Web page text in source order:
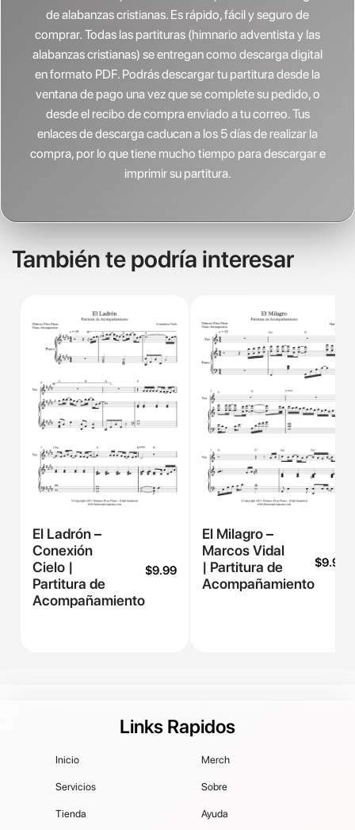
de alabanzas cristianas. Es rápido, fácil y seguro de
comprar. Todas las partituras (himnario adventista y las
alabanzas cristianas) se entregan como descarga digital
en formato PDF. Podrás descargar tu partitura desde la
ventana de pago una vez que se complete su pedido, o
desde el recibo de compra enviado a tu correo. Tus
enlaces de descarga caducan a los 5 días de realizar la
compra, por lo que tiene mucho tiempo para descargar e
imprimir su partitura.
También te podría interesar
El Ladrón –
Conexión
Cielo |
Partitura de
Acompañamiento
$9.99
El Milagro –
Marcos Vidal
| Partitura de
Acompañamiento
$9.99
Links Rapidos
Inicio
Servicios
Tienda
Merch
Sobre
Ayuda